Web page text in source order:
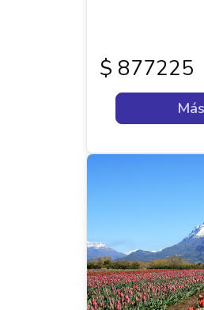
$ 877225